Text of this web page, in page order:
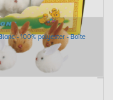
- 100% polyester - Boîte